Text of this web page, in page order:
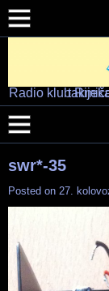
Radio klub
HAM RADIO
Radio klub
swr*-35
Posted on 27.